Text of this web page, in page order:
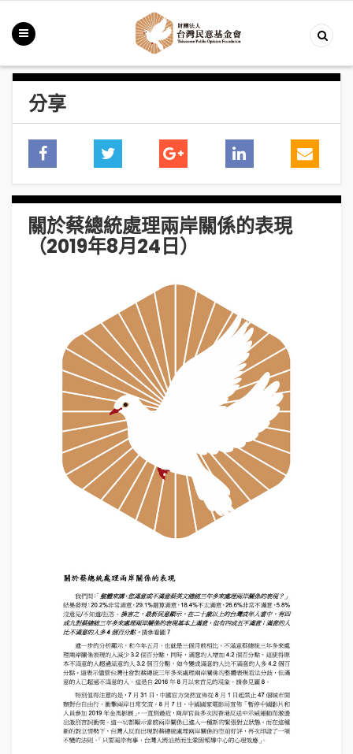
分享
關於蔡總統處理兩岸關係的表現
（2019年8月24日）